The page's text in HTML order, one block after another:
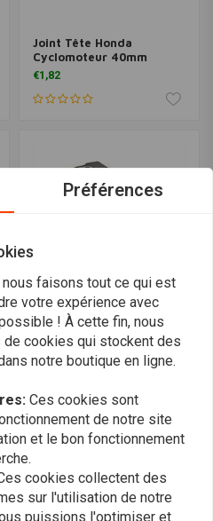
Joint Tête Honda
Cyclomoteur 40mm
€1,82
Cylindre Honda MT / MB +
Piston 70cc 45mm
€62,79
Préférences
faisons tout ce qui est
votre expérience avec
! À cette fin, nous
cookies qui stockent des
notre boutique en ligne.
Ces cookies sont
de notre site
et le bon fonctionnement
cookies collectent des
sur l'utilisation de notre
puissions l'optimiser et